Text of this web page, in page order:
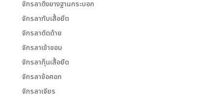
จักรลาดึงยางฐานกระบอก
จักรลาทับเสื้อยืด
จักรลาตัดด้าย
จักรลาเข้าขอบ
จักรลากุ๊นเสื้อยืด
จักรลาข้อศอก
จักรลาเจียร